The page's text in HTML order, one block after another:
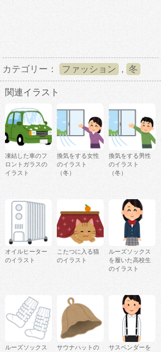
カテゴリー： ファッション , 冬
関連イラスト
凍結した車のフ
ロントガラスの
イラスト
換気をする女性
のイラスト
（冬）
換気をする男性
のイラスト
（冬）
オイルヒーター
のイラスト
こたつに入る猫
のイラスト
ルーズソックス
を履いた高校生
のイラスト
ルーズソックス
サウナハットの
サスペンダーを